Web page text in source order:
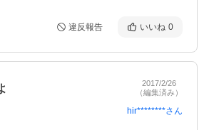
違反報告 いいね 0
2017/2/26
（編集済み）
hir********さん